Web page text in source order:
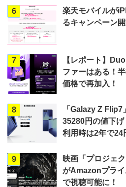
6
楽天モバイルが
るキャンペーン開
7
【レポート】
ファーはある！
価格で再加入！
8
「Galazy Z
35280円の値下げ
利用時は2年で24
9
映画「プロジェ
がAmazonプラ
で視聴可能に！